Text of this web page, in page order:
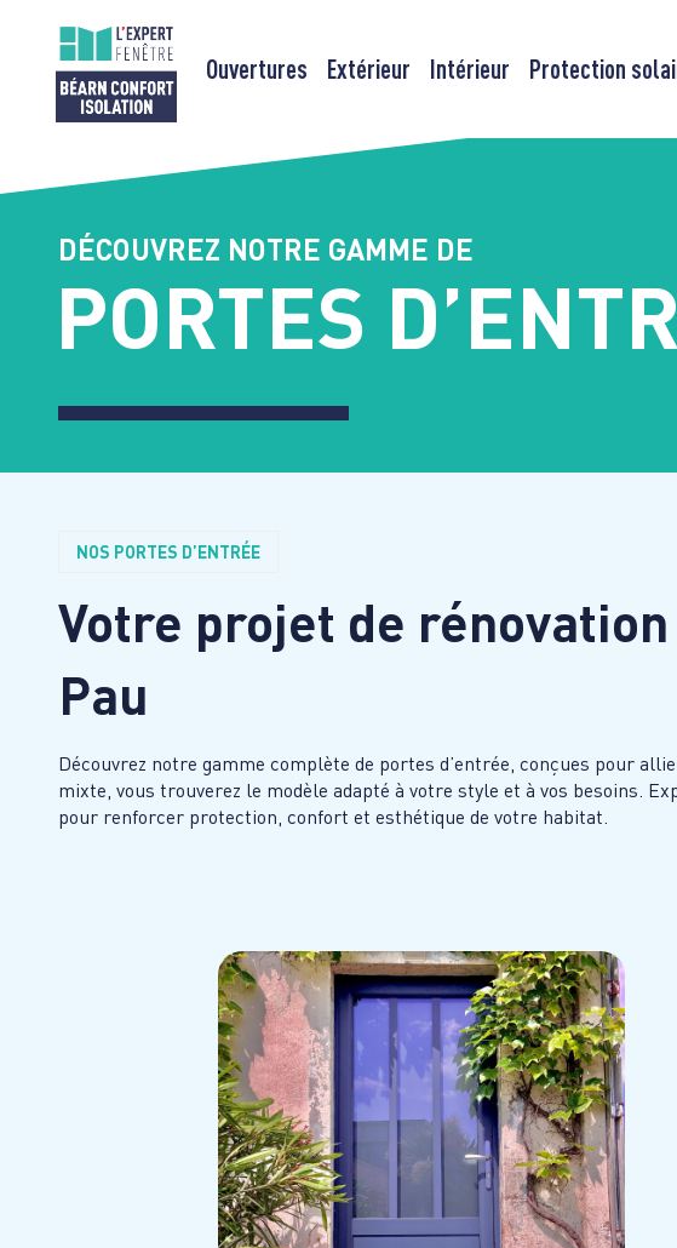
Ouvertures Extérieur Intérieur Protection
DÉCOUVREZ NOTRE GAMME DE
PORTES
NOS PORTES D’ENTRÉE
Votre projet de
Pau
Découvrez notre gamme complète de portes d’entrée, conçues pour
mixte, vous trouverez le modèle adapté à votre style et à vos besoins.
pour renforcer protection, confort et esthétique de votre habitat.